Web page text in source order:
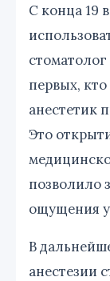
С конца 19
стоматолог
первых,
анестетик
Это
позволило
ощущения
В
анестезии